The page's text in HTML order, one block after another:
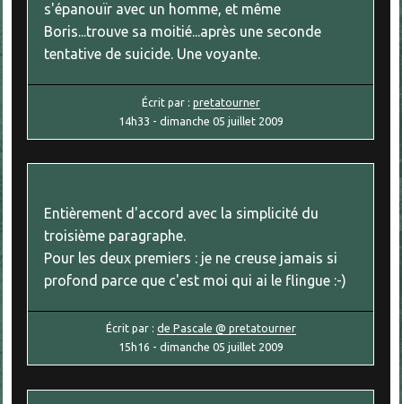
s'épanouïr avec un homme, et même
Boris...trouve sa moitié...après une seconde
tentative de suicide. Une voyante.
Écrit par : pretatourner
14h33 - dimanche 05 juillet 2009
Entièrement d'accord avec la simplicité du
troisième paragraphe.
Pour les deux premiers : je ne creuse jamais si
profond parce que c'est moi qui ai le flingue :-)
Écrit par : de Pascale @ pretatourner
15h16 - dimanche 05 juillet 2009